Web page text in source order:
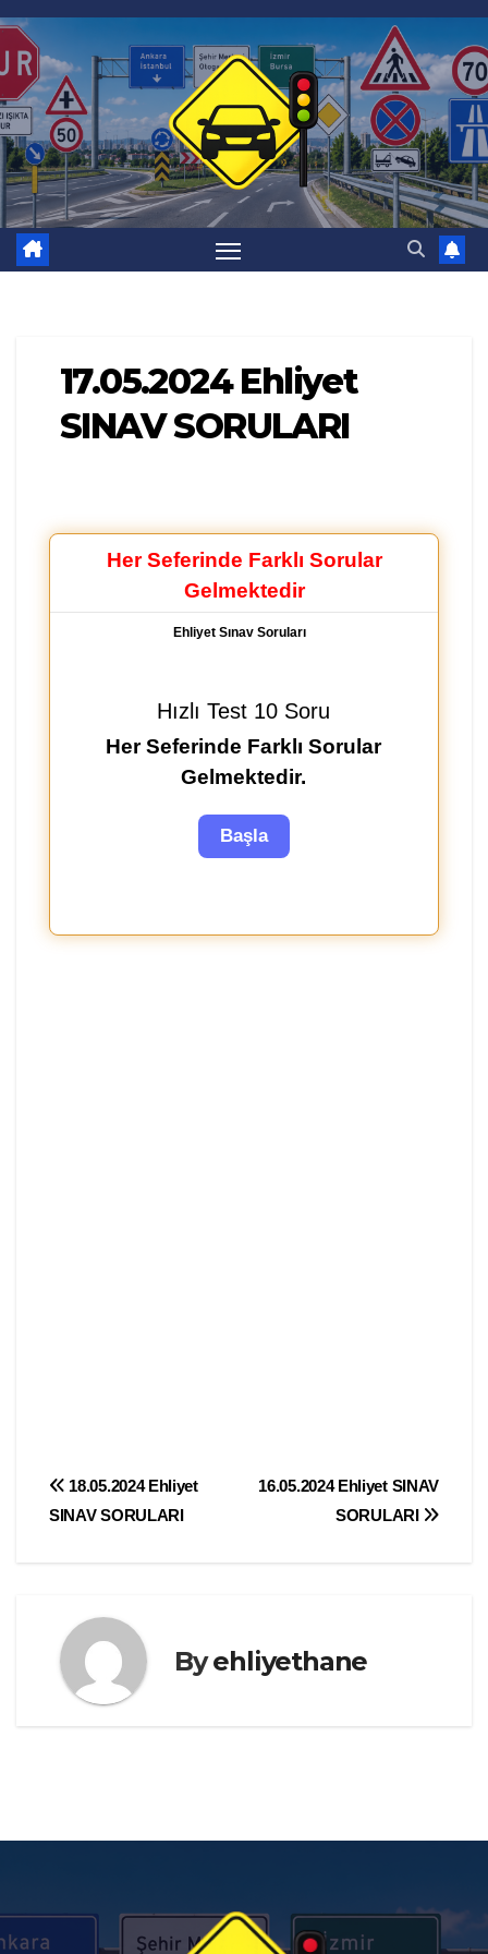
Skip
to
content
17.05.2024 Ehliyet
SINAV SORULARI
Her Seferinde Farklı Sorular
Gelmektedir
Ehliyet Sınav Soruları
Hızlı Test 10 Soru
Her Seferinde Farklı Sorular
Gelmektedir.
Yazı
16.05.2024 Ehliyet SINAV
SORULARI
18.05.2024 Ehliyet
SINAV SORULARI
Byehliyethane